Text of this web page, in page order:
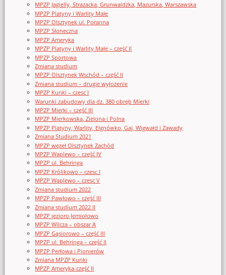
MPZP Jagielly, Strazacka, Grunwaldzka, Mazurska, Warszawska
MPZP Platyny i Warlity Małe
MPZP Olsztynek ul. Poranna
MPZP Słoneczna
MPZP Ameryka
MPZP Platyny i Warlity Małe – część II
MPZP Sportowa
Zmiana studium
MPZP Olsztynek Wschód – część II
Zmiana studium – drugie wyłożenie
MPZP Kunki – czesc I
Warunki zabudowy dla dz. 380 obręb Mierki
MPZP Mierki – część III
MPZP Mierkowska, Zielona i Polna
MPZP Platyny, Warlity, Elgnówko, Gaj, Wigwałd i Zawady
Zmiana Studium 2021
MPZP węzeł Olsztynek Zachód
MPZP Waplewo – część IV
MPZP ul. Behringa
MPZP Królikowo – czesc I
MPZP Waplewo – czesc V
Zmiana studium 2022
MPZP Pawłowo – część III
Zmiana studium 2022 II
MPZP jezioro Jemiołowo
MPZP Wilcza – obszar A
MPZP Gąsiorowo – część III
MPZP ul. Behringa – część II
MPZP Perłowa i Pionierów
Zmiana MPZP Kunki
MPZP Ameryka-część II